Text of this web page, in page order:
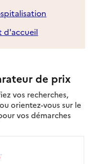
d'accueil
de prix
vos recherches,
orientez-vous sur le
vos démarches